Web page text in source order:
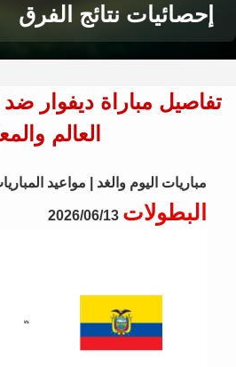
إحصائيات نتائج الفرق
تفاصيل مباراة ديفوار
العالم
مباريات اليوم والغد | مواعيد
البطولات 2026/06/13